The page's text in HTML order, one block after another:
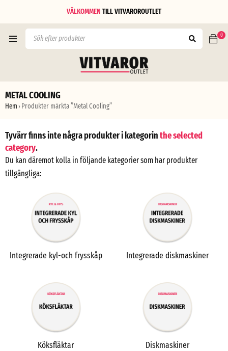
VÄLKOMMEN TILLVITVAROROUTLET
0
METAL COOLING
Hem › Produkter märkta ”Metal Cooling”
Tyvärr finns inte några produkter i kategorinthe selected
category.
Du kan däremot kolla in följande kategorier som har produkter
tillgängliga:
Integrerade kyl-och frysskåp Integrerade diskmaskiner
Köksfläktar Diskmaskiner